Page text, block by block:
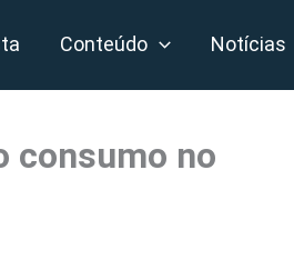
Conteúdo Notícias
consumo no